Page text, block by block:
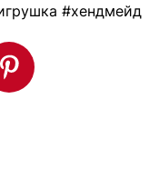
#хендмейд